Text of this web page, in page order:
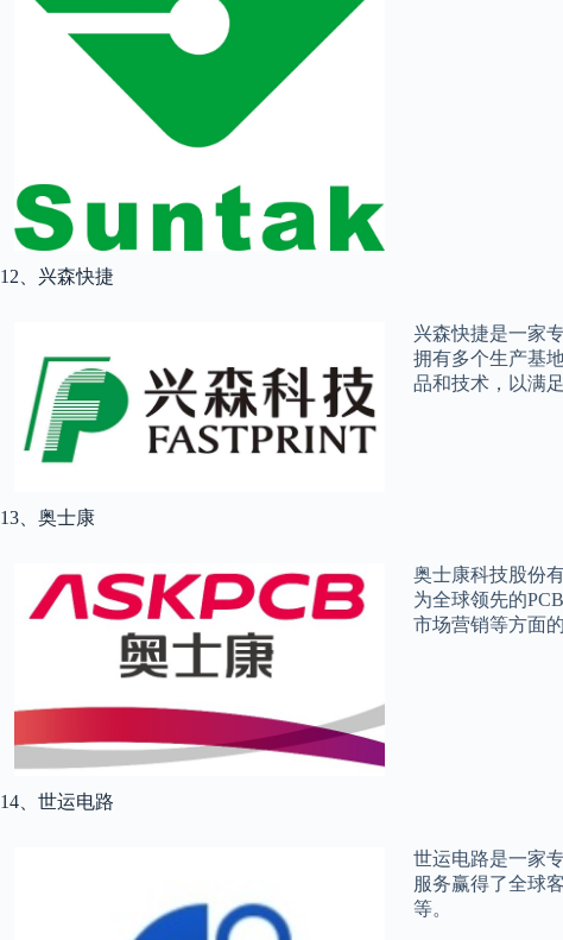
12、兴森快捷
兴森快捷是一家
拥有多个生产基
品和技术，以满
13、奥士康
奥士康科技股份
为全球领先的
市场营销等方面
14、世运电路
世运电路是一家
服务赢得了全球
等。